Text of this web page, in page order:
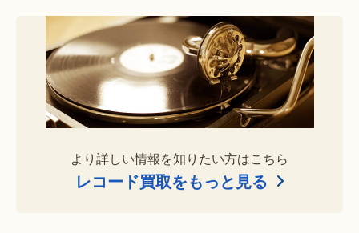
より詳しい情報を知りたい方はこちら
レコード買取をもっと見る